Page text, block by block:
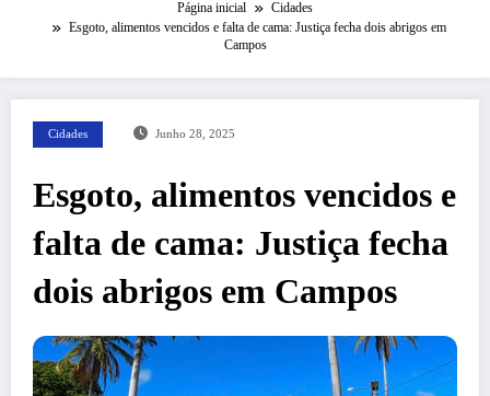
Página inicial
Cidades
Esgoto, alimentos vencidos e falta de cama: Justiça fecha dois abrigos em
Campos
Cidades Junho 28, 2025
Esgoto, alimentos vencidos e
falta de cama: Justiça fecha
dois abrigos em Campos